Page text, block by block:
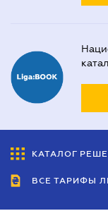
КАТАЛОГ
ВСЕ ТАРИФЫ